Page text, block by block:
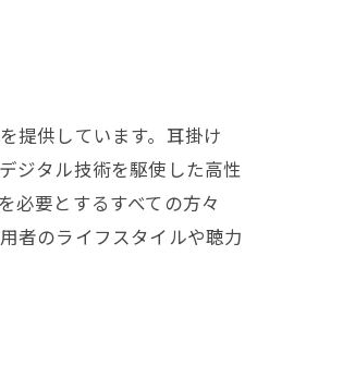
提供しています。耳掛け
ジタル技術を駆使した高性
必要とするすべての方々
者のライフスタイルや聴力